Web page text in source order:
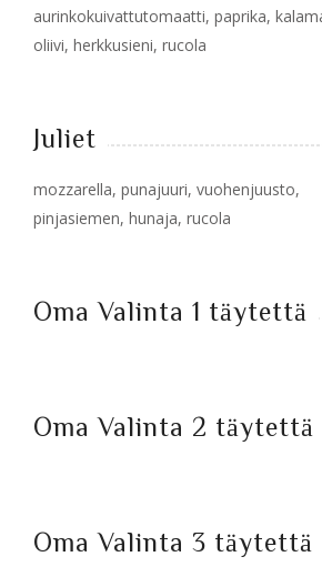
aurinkokuivattutomaatti, paprika,
oliivi, herkkusieni, rucola
Juliet
mozzarella, punajuuri, vuohenjuusto,
pinjasiemen, hunaja, rucola
Oma Valinta 1 täytettä
Oma Valinta 2 täytettä
Oma Valinta 3 täytettä